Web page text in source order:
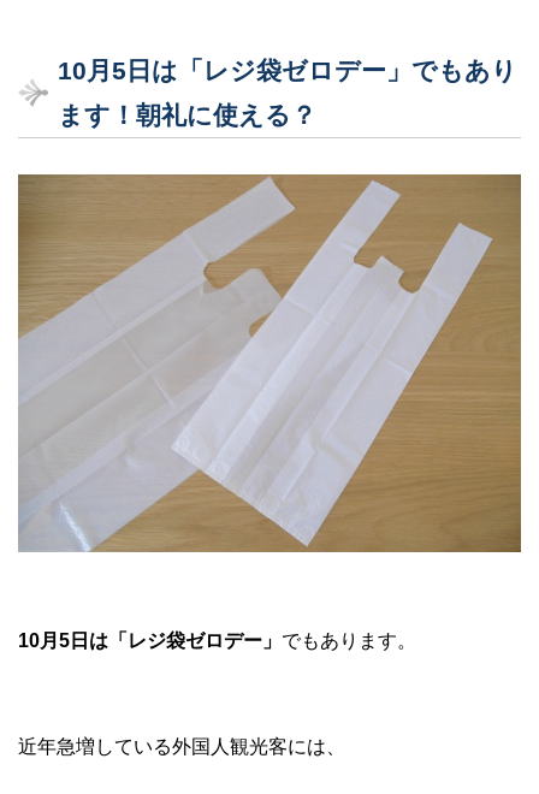
10 月5 日は「レジ袋ゼロデー」でもあり
ます！朝礼に使える？
10月5日は「レジ袋ゼロデー」 でもあります。
近年急増している外国人観光客には、